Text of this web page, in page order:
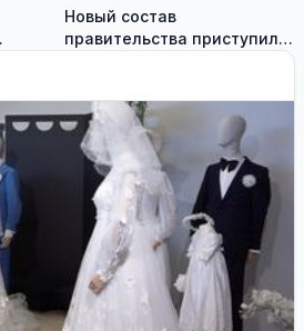
Новый состав
правительства приступил к